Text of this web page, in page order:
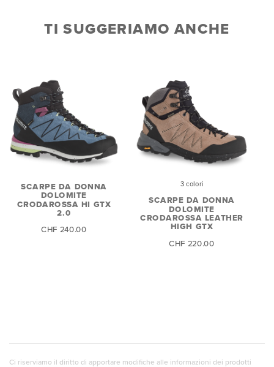
TI SUGGERIAMO ANCHE
SCARPE DA DONNA
DOLOMITE
CRODAROSSA HI GTX
2.0
CHF 240.00
3 colori
SCARPE DA DONNA
DOLOMITE
CRODAROSSA LEATHER
HIGH GTX
CHF 220.00
Ci riserviamo il diritto di apportare modifiche alle informazioni dei prodotti